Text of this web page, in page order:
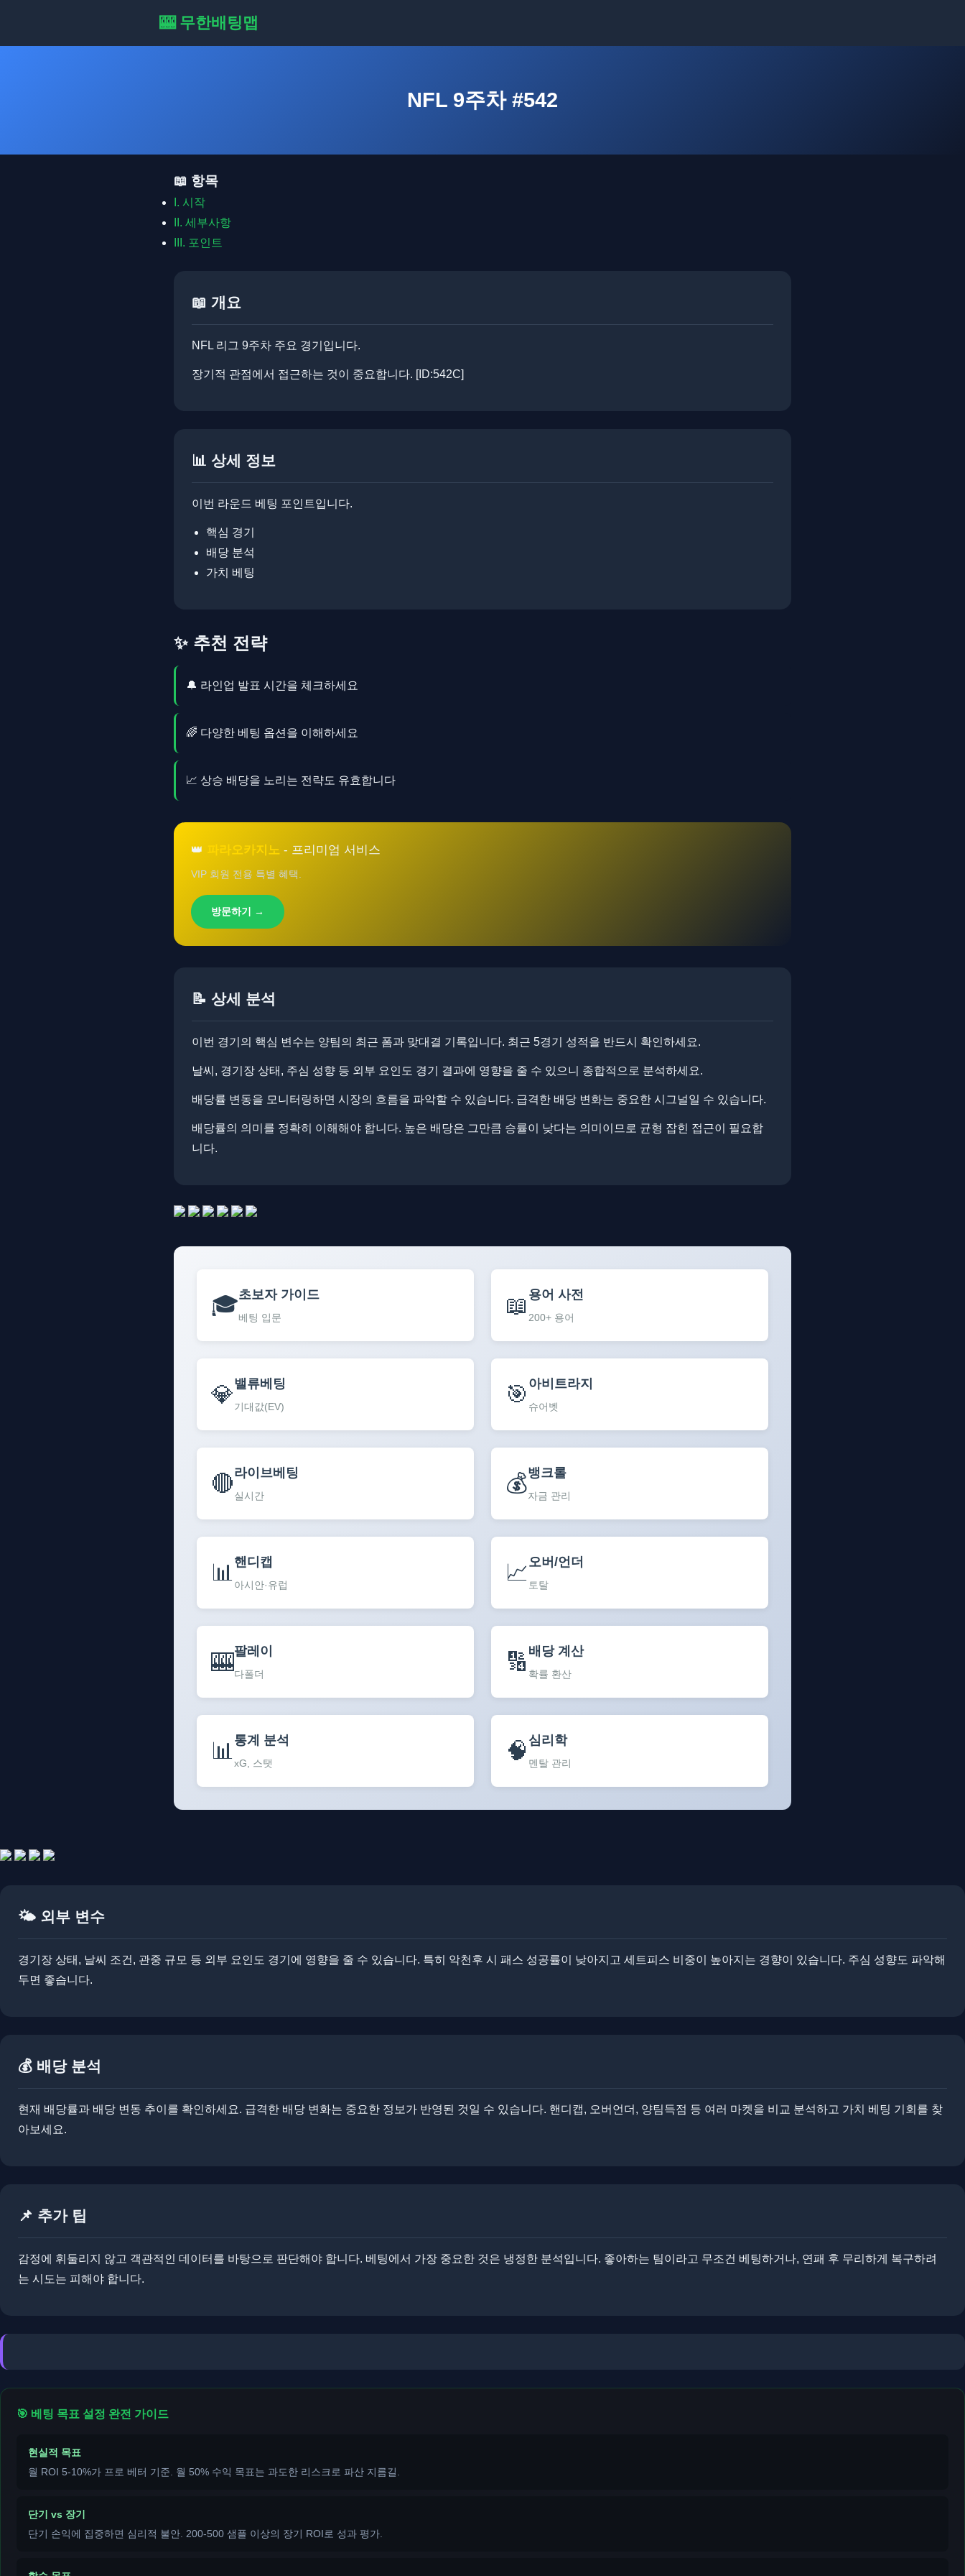
🎰 무한배팅맵
NFL 9주차 #542
📖 항목
I. 시작
II. 세부사항
III. 포인트
📖 개요
NFL 리그 9주차 주요 경기입니다.
장기적 관점에서 접근하는 것이 중요합니다. [ID:542C]
📊 상세 정보
이번 라운드 베팅 포인트입니다.
핵심 경기
배당 분석
가치 베팅
✨ 추천 전략
🔔 라인업 발표 시간을 체크하세요
🌈 다양한 베팅 옵션을 이해하세요
📈 상승 배당을 노리는 전략도 유효합니다
👑 파라오카지노 - 프리미엄 서비스
VIP 회원 전용 특별 혜택.
방문하기 →
📝 상세 분석
이번 경기의 핵심 변수는 양팀의 최근 폼과 맞대결 기록입니다. ​최근 5경기 성적을 반드시 확인하세요.
날씨, 경기장 상태, 주심 성향 등 외부 요인도 경기 결과에 영향을 줄 수 있으니 종합적으로 분석하세요.
배당률 변동을 모니터링하면 시장의 흐름을 파악할 수 있습니다. ​​급격한 배당 변화는 중요한 시그널일 수 있습니다.
배당률의 의미를 정확히 이해해야 합니다. 높은 배당은 그만큼 승률이 낮다는 의미이므로 균형 잡힌 접근이 필요합
니다.
🎓초보자 가이드
베팅 입문 📖 용어 사전
200+ 용어
💎밸류베팅
기대값(EV) 🎯 아비트라지
슈어벳
🔴라이브베팅
실시간 💰뱅크롤
자금 관리
📊 핸디캡
아시안·유럽 📈 오버/언더
토탈
🎰팔레이
다폴더 🔢 배당 계산
확률 환산
📊 통계 분석
xG, 스탯 🧠 심리학
멘탈 관리
🌤️ 외부 변수
경기장 상태, 날씨 조건, 관중 규모 등 외부 요인도 경기에 영향을 줄 수 있습니다. 특히 악천후 시 패스 성공률이 낮아지고 세트피스 비중이 높아지는 경향이 있습니다. ​​주심 성향도 파악해
두면 좋습니다.
💰 배당 분석
현재 배당률과 배당 변동 추이를 확인하세요. 급격한 배당 변화는 중요한 정보가 반영된 것일 수 있습니다. ​​핸디캡, 오버언더, 양팀득점 등 여러 마켓을 비교 분석하고 가치 베팅 기회를 찾
아보세요.
📌 추가 팁
감정에 휘둘리지 않고 객관적인 데이터를 바탕으로 판단해야 합니다. 베팅에서 가장 중요한 것은 냉정한 분석입니다. ​​좋아하는 팀이라고 무조건 베팅하거나, 연패 후 무리하게 복구하려
는 시도는 피해야 합니다.
🎯 베팅 목표 설정 완전 가이드
현실적 목표
월 ROI 5-10%가 프로 베터 기준. 월 50% 수익 목표는 과도한 리스크로 파산 지름길.
단기 vs 장기
단기 손익에 집중하면 심리적 불안. 200-500 샘플 이상의 장기 ROI로 성과 평가.